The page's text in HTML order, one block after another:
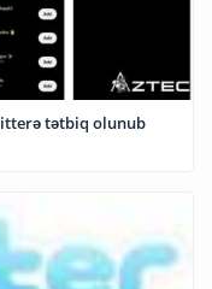
tətbiq olunub